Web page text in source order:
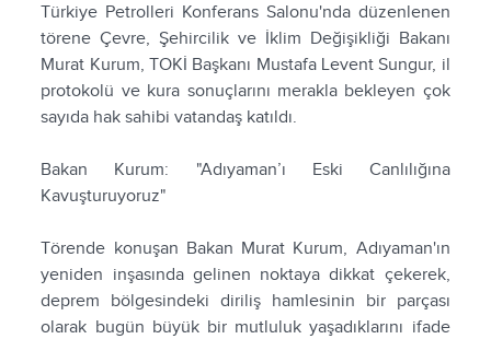
Türkiye Petrolleri Konferans Salonu'nda düzenlenen
törene Çevre, Şehircilik ve İklim Değişikliği Bakanı
Murat Kurum, TOKİ Başkanı Mustafa Levent Sungur, il
protokolü ve kura sonuçlarını merakla bekleyen çok
sayıda hak sahibi vatandaş katıldı.
Bakan Kurum: "Adıyaman’ı Eski Canlılığına
Kavuşturuyoruz"
Törende konuşan Bakan Murat Kurum, Adıyaman'ın
yeniden inşasında gelinen noktaya dikkat çekerek,
deprem bölgesindeki diriliş hamlesinin bir parçası
olarak bugün büyük bir mutluluk yaşadıklarını ifade